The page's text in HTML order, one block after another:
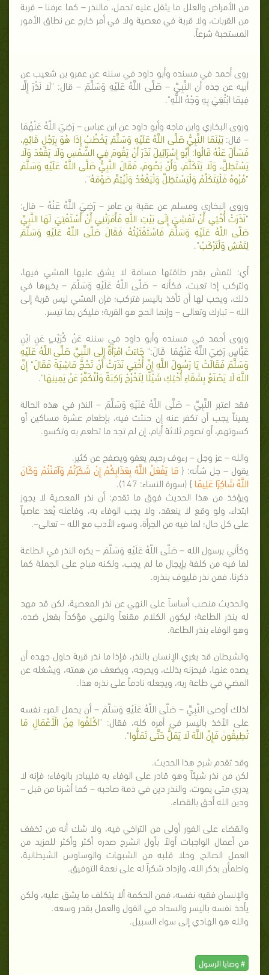
من الأمراض والعلل ما يثقل عليه تحمل، فالنذر – كما عرفنا – قربة
من القربات، ولا قربة في معصية ولا في أمر خارج عن نطاق الأمور
المستحبة شرعاً.
روى أحمد في مسنده وأبو داود في سننه عن عمرو بن شعيب عن
أبيه عن جده أن النَّبِيِّ – صَلَّى اللَّهُ عَلَيْهِ وَسَلَّمَ – قال: "لَا نَذْرَ إِلَّا
فِيمَا ابْتُغِيَ بِهِ وَجْهُ اللَّهِ".
وروى البخاري وابن ماجه وأبو داود عن ابن عباس – رَضِيَ اللَّهُ عَنْهُمَا
– قال:بَيْنَمَا النَّبِيُّ صَلَّى اللَّهُ عَلَيْهِ وَسَلَّمَ يَخْطُبُ إِذَا هُوَ بِرَجُلٍ قَائِمٍ،
فَسَأَلَ عَنْهُ قَالُوا: أَبُو إِسْرَائِيلَ نَذَرَ أَنْ يَقُومَ فِي الشَّمْسِ وَلَا يَقْعُدَ وَلَا
يَسْتَظِلَّ، وَلَا يَتَكَلَّمَ، وَأَنْ يَصُومَ، فَقَالَ النَّبِيُّ صَلَّى اللَّهُ عَلَيْهِ وَسَلَّمَ
"مُرُوهُ فَلْيَتَكَلَّمْ وَلْيَسْتَظِلَّ وَلْيَقْعُدْ وَلْيُتِمَّ صَوْمَهُ".
وروى البخاري ومسلم عن عقبة بن عامر – رَضِيَ اللَّهُ عَنْهُ – قال:
"نَذَرَتْ أُخْتِي أَنْ تَمْشِيَ إِلَى بَيْتِ اللَّهِ فَأَمَرَتْنِي أَنْ أَسْتَفْتِيَ لَهَا النَّبِيَّ
صَلَّى اللَّهُ عَلَيْهِ وَسَلَّمَ فَاسْتَفْتَيْتُهُ فَقَالَ صَلَّى اللَّهُ عَلَيْهِ وَسَلَّمَ
لِتَمْشِ وَلْتَرْكَبْ".
أي: لتمش بقدر طاقتها مسافة لا يشق عليها المشي فيها،
ولتركب إذا تعبت، فكأنه – صَلَّى اللَّهُ عَلَيْهِ وَسَلَّمَ – يخيرها في
ذلك، ويحب لها أن تأخذ باليسر فتركب؛ فإن المشي ليس قربة إلى
الله – تبارك وتعالى – وإنما الحج هو القربة؛ فليكن بما تيسر.
وروى أحمد في مسنده وأبو داود في سننه عَنْ كُرَيْبٍ عَنِ ابْنِ
عَبَّاسٍ رَضِيَ اللَّهُ عَنْهُمَا قَالَ:" جَاءَتْ امْرَأَةٌ إِلَى النَّبِيِّ صَلَّى اللَّهُ عَلَيْهِ
وَسَلَّمَ فَقَالَتْ يَا رَسُولَ اللَّهِ إِنَّ أُخْتِي نَذَرَتْ أَنْ تَحُجَّ مَاشِيَةً فَقَالَ" إِنَّ
اللَّهَ لَا يَصْنَعُ بِشَقَاءِ أُخْتِكِ شَيْئًا لِتَخْرُجْ رَاكِبَةً وَلْتُكَفِّرْ عَنْ يَمِينِهَا".
فقد اعتبر النَّبِيِّ – صَلَّى اللَّهُ عَلَيْهِ وَسَلَّمَ – النذر في هذه الحالة
يميناً يجب أن تكفر عنه إن حنثت فيه، بإطعام عشرة مساكين أو
كسوتهم، أو تصوم ثلاثة أيام، إن لم تجد ما تطعم به وتكسو.
والله – عز وجل – رءوف رحيم يعفو ويصفح عن كثير.
يقول – جل شأنه: {مَا يَفْعَلُ اللَّهُ بِعَذَابِكُمْ إِنْ شَكَرْتُمْ وَآمَنْتُمْ وَكَانَ
اللَّهُ شَاكِرًا عَلِيمًا } (سورة النساء: 147).
ويؤخذ من هذا الحديث فوق ما تقدم: أن نذر المعصية لا يجوز
ابتداء، ولو وقع لا ينعقد، ولا يجب الوفاء به، وفاعله يُعد عاصياً
على كل حال؛ لما فيه من الجرأة، وسوء الأدب مع الله – تعالى–.
وكأني برسول الله – صَلَّى اللَّهُ عَلَيْهِ وَسَلَّمَ – يكره النذر في الطاعة
لما فيه من كلفة بإيجال ما لم يجب، ولكنه مباح على الجملة كما
ذكرنا، فمن نذر فليوف بنذره.
والحديث منصب أساساً على النهي عن نذر المعصية، لكن قد مهد
له بنذر الطاعة؛ ليكون الكلام مقنعاً والنهي مؤكداً بفعل ضده،
وهو الوفاء بنذر الطاعة.
والشيطان قد يغري الإنسان بالنذر، فإذا ما نذر قربة حاول جهده أن
يصده عنها، فيحزنه بذلك، ويحرجه، ويضعف من همته، ويشغله عن
المضي في طاعة ربه، ويجعله نادماً على نذره هذا.
لذلك أوصى النَّبِيِّ – صَلَّى اللَّهُ عَلَيْهِ وَسَلَّمَ – أن يحمل المرء نفسه
على الأخذ باليسر في أمره كله، فقال: "اكْلَفُوا مِنْ الْأَعْمَالِ مَا
تُطِيقُونَ فَإِنَّ اللَّهَ لَا يَمَلُّ حَتَّى تَمَلُّوا".
وقد تقدم شرح هذا الحديث.
لكن من نذر شيئاً وهو قادر على الوفاء به فليبادر بالوفاء؛ فإنه لا
يدري متى يموت، والنذر دين في ذمة صاحبه – كما أشرنا من قبل –
ودين الله أحق بالقضاء.
والقضاء على الفور أولى من التراخي فيه، ولا شك أنه من تخفف
من أعمال الواجبات أولاً بأول انشرح صدره أكثر وأكثر للمزيد من
العمل الصالح, وخلا قلبه من الشبهات والوساوس الشيطانية،
واطمأن بذكر الله، وازداد شكراً له على نعمة التوفيق.
والإنسان فقيه نفسه، فمن الحكمة ألا يتكلف ما يشق عليه، ولكن
يأخذ نفسه باليسر والسداد في القول والعمل بقدر وسعه.
والله هو الهادي إلى سواء السبيل.
# وصايا الرسول